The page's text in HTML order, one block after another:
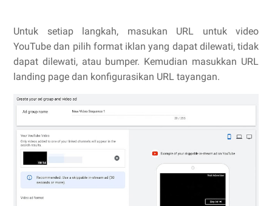
Untuk setiap langkah, masukan URL untuk video
YouTube dan pilih format iklan yang dapat dilewati, tidak
dapat dilewati, atau bumper. Kemudian masukkan URL
landing page dan konfigurasikan URL tayangan.